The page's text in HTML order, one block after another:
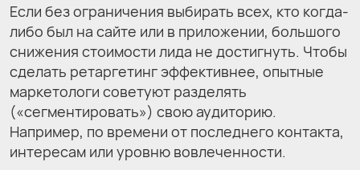
Если без ограничения выбирать всех, кто когда-
либо был на сайте или в приложении, большого
снижения стоимости лида не достигнуть. Чтобы
сделать ретаргетинг эффективнее, опытные
маркетологи советуют разделять
(«сегментировать») свою аудиторию.
Например, по времени от последнего контакта,
интересам или уровню вовлеченности.